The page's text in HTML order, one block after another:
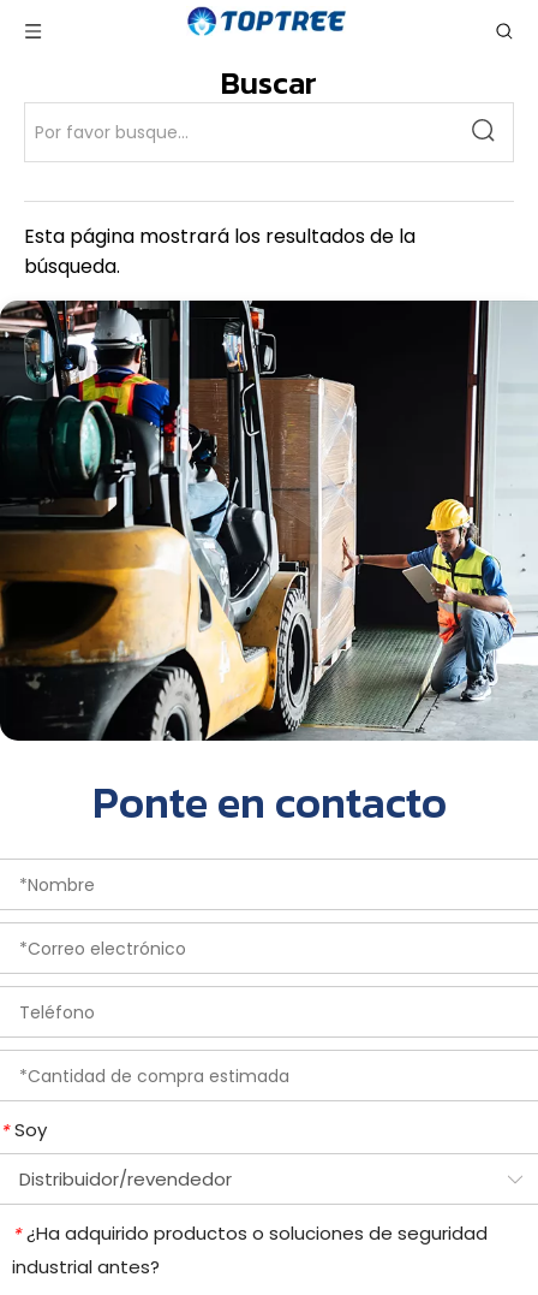
Buscar
Esta página mostrará los resultados de la
búsqueda.
Ponte en contacto
* Soy
* ¿Ha adquirido productos o soluciones de seguridad
industrial antes?